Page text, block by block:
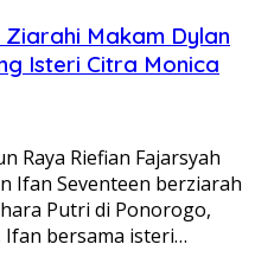
Makam Dylan
Isteri Citra Monica
Raya Riefian Fajarsyah
Ifan Seventeen berziarah
Putri di Ponorogo,
Ifan bersama isteri…